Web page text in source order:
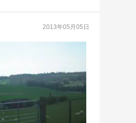
2013年05月05日